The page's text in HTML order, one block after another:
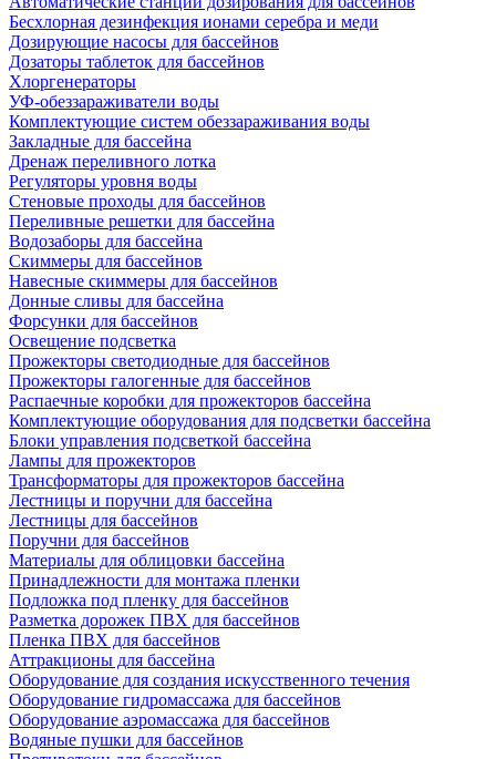
Беcхлорная дезинфекция ионами серебра и меди
Дозирующие насосы для бассейнов
Дозаторы таблеток для бассейнов
Хлоргенераторы
УФ-обеззараживатели воды
Комплектующие систем обеззараживания воды
Закладные для бассейна
Дренаж переливного лотка
Регуляторы уровня воды
Стеновые проходы для бассейнов
Переливные решетки для бассейна
Водозаборы для бассейна
Скиммеры для бассейнов
Навесные скиммеры для бассейнов
Донные сливы для бассейна
Форсунки для бассейнов
Освещение подсветка
Прожекторы светодиодные для бассейнов
Прожекторы галогенные для бассейнов
Распаечные коробки для прожекторов бассейна
Комплектующие оборудования для подсветки бассейна
Блоки управления подсветкой бассейна
Лампы для прожекторов
Трансформаторы для прожекторов бассейна
Лестницы и поручни для бассейна
Лестницы для бассейнов
Поручни для бассейнов
Материалы для облицовки бассейна
Принадлежности для монтажа пленки
Подложка под пленку для бассейнов
Разметка дорожек ПВХ для бассейнов
Пленка ПВХ для бассейнов
Аттракционы для бассейна
Оборудование для создания искусственного течения
Оборудование гидромассажа для бассейнов
Оборудование аэромассажа для бассейнов
Водяные пушки для бассейнов